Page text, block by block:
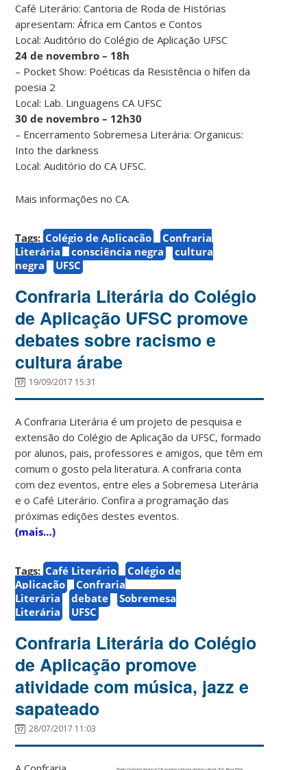
Café Literário: Cantoria de Roda de Histórias
apresentam: África em Cantos e Contos
Local: Auditório do Colégio de Aplicação UFSC
24 de novembro – 18h
– Pocket Show: Poéticas da Resistência o hífen da
poesia 2
Local: Lab. Linguagens CA UFSC
30 de novembro – 12h30
– Encerramento Sobremesa Literária: Organicus:
Into the darkness
Local: Auditório do CA UFSC.
Mais informações no CA.
Tags: Colégio de Aplicação
Confraria
Literária
consciência negra
cultura
negra
UFSC
Confraria Literária do Colégio
de Aplicação UFSC promove
debates sobre racismo e
cultura árabe
19/09/2017 15:31
A Confraria Literária é um projeto de pesquisa e
extensão do Colégio de Aplicação da UFSC, formado
por alunos, pais, professores e amigos, que têm em
comum o gosto pela literatura. A confraria conta
com dez eventos, entre eles a Sobremesa Literária
e o Café Literário. Confira a programação das
próximas edições destes eventos.
(mais…)
Tags: Café Literário
Colégio de
Aplicação
Confraria
Literária
debate
Sobremesa
Literária
UFSC
Confraria Literária do Colégio
de Aplicação promove
atividade com música, jazz e
sapateado
28/07/2017 11:03